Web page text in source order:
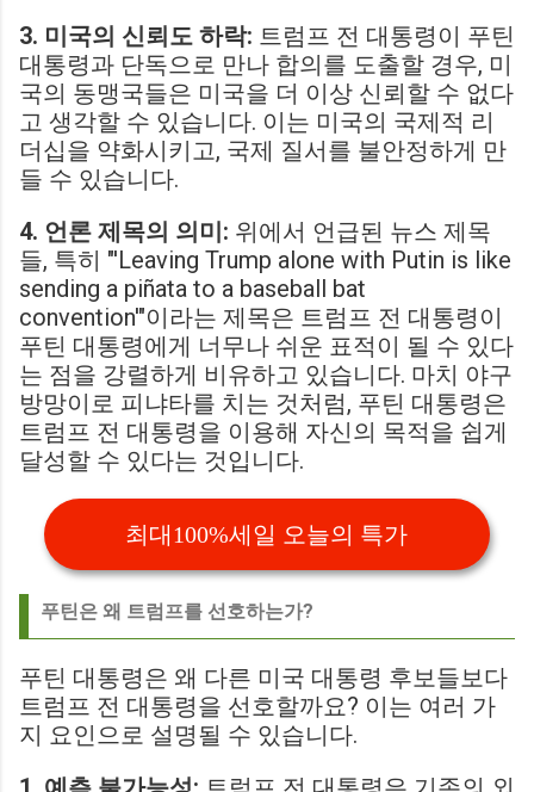
3. 미국의 신뢰도 하락: 트럼프 전 대통령이 푸틴
대통령과 단독으로 만나 합의를 도출할 경우, 미
국의 동맹국들은 미국을 더 이상 신뢰할 수 없다
고 생각할 수 있습니다. 이는 미국의 국제적 리
더십을 약화시키고, 국제 질서를 불안정하게 만
들 수 있습니다.
4. 언론 제목의 의미: 위에서 언급된 뉴스 제목
들, 특히 "'Leaving Trump alone with Putin is like
sending a piñata to a baseball bat
convention'"이라는 제목은 트럼프 전 대통령이
푸틴 대통령에게 너무나 쉬운 표적이 될 수 있다
는 점을 강렬하게 비유하고 있습니다. 마치 야구
방망이로 피냐타를 치는 것처럼, 푸틴 대통령은
트럼프 전 대통령을 이용해 자신의 목적을 쉽게
달성할 수 있다는 것입니다.
최대100%세일 오늘의 특가
푸틴은 왜 트럼프를 선호하는가?
푸틴 대통령은 왜 다른 미국 대통령 후보들보다
트럼프 전 대통령을 선호할까요? 이는 여러 가
지 요인으로 설명될 수 있습니다.